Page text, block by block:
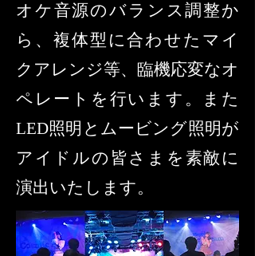
オケ音源のバランス調整か
ら、複体型に合わせたマイ
クアレンジ等、臨機応変なオ
ペレートを行います。また
LED照明とムービング照明が
アイドルの皆さまを素敵に
演出いたします。